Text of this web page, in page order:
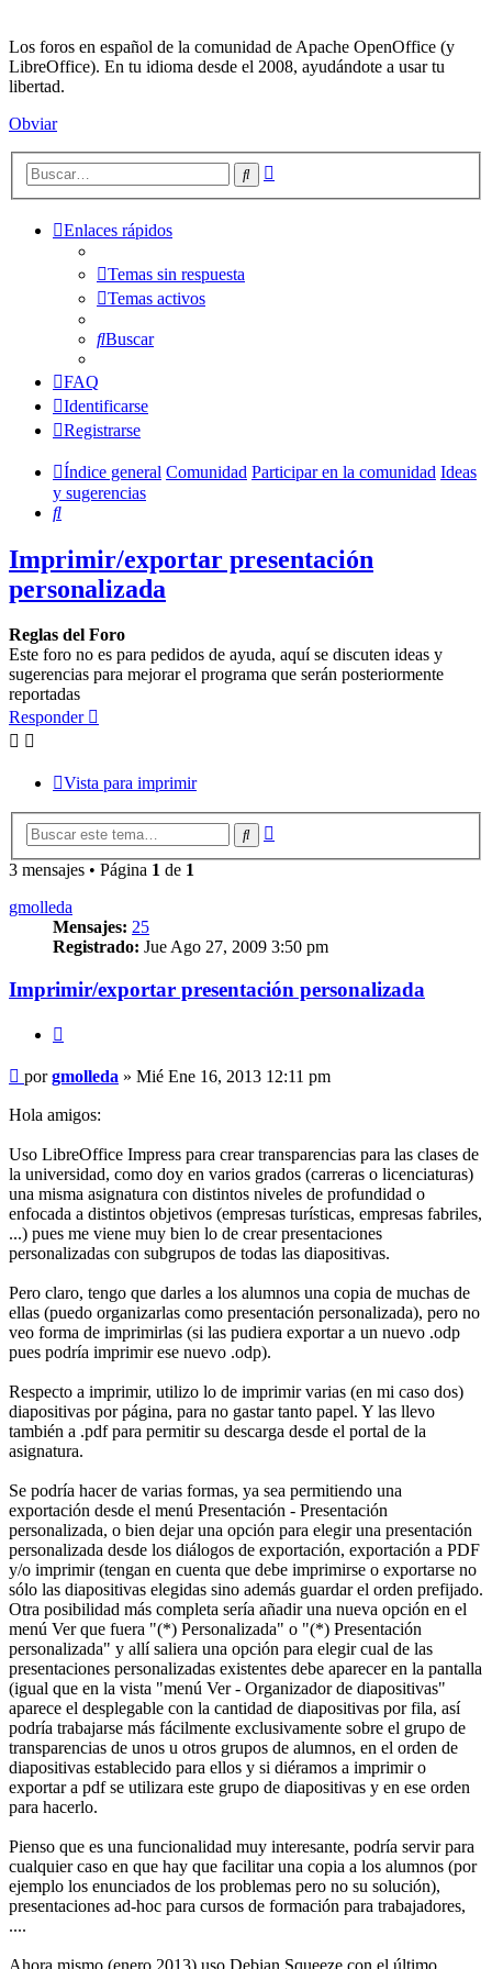
Los foros en español de la comunidad de Apache OpenOffice (y
LibreOffice). En tu idioma desde el 2008, ayudándote a usar tu
libertad.
Obviar
Buscar
Enlaces rápidos
Temas sin respuesta
Temas activos
Buscar
FAQ
Identificarse
Registrarse
Índice general Comunidad Participar en la comunidad Ideas
y sugerencias
Buscar
Imprimir/exportar presentación
personalizada
Reglas del Foro
Este foro no es para pedidos de ayuda, aquí se discuten ideas y
sugerencias para mejorar el programa que serán posteriormente
reportadas
Responder
Vista para imprimir
Buscar
3 mensajes • Página 1 de 1
gmolleda
Mensajes: 25
Registrado: Jue Ago 27, 2009 3:50 pm
Imprimir/exportar presentación personalizada
Mensaje
porgmolleda » Mié Ene 16, 2013 12:11 pm
Hola amigos:
Uso LibreOffice Impress para crear transparencias para las clases de
la universidad, como doy en varios grados (carreras o licenciaturas)
una misma asignatura con distintos niveles de profundidad o
enfocada a distintos objetivos (empresas turísticas, empresas fabriles,
...) pues me viene muy bien lo de crear presentaciones
personalizadas con subgrupos de todas las diapositivas.
Pero claro, tengo que darles a los alumnos una copia de muchas de
ellas (puedo organizarlas como presentación personalizada), pero no
veo forma de imprimirlas (si las pudiera exportar a un nuevo .odp
pues podría imprimir ese nuevo .odp).
Respecto a imprimir, utilizo lo de imprimir varias (en mi caso dos)
diapositivas por página, para no gastar tanto papel. Y las llevo
también a .pdf para permitir su descarga desde el portal de la
asignatura.
Se podría hacer de varias formas, ya sea permitiendo una
exportación desde el menú Presentación - Presentación
personalizada, o bien dejar una opción para elegir una presentación
personalizada desde los diálogos de exportación, exportación a PDF
y/o imprimir (tengan en cuenta que debe imprimirse o exportarse no
sólo las diapositivas elegidas sino además guardar el orden prefijado.
Otra posibilidad más completa sería añadir una nueva opción en el
menú Ver que fuera "(*) Personalizada" o "(*) Presentación
personalizada" y allí saliera una opción para elegir cual de las
presentaciones personalizadas existentes debe aparecer en la pantalla
(igual que en la vista "menú Ver - Organizador de diapositivas"
aparece el desplegable con la cantidad de diapositivas por fila, así
podría trabajarse más fácilmente exclusivamente sobre el grupo de
transparencias de unos u otros grupos de alumnos, en el orden de
diapositivas establecido para ellos y si diéramos a imprimir o
exportar a pdf se utilizara este grupo de diapositivas y en ese orden
para hacerlo.
Pienso que es una funcionalidad muy interesante, podría servir para
cualquier caso en que hay que facilitar una copia a los alumnos (por
ejemplo los enunciados de los problemas pero no su solución),
presentaciones ad-hoc para cursos de formación para trabajadores,
....